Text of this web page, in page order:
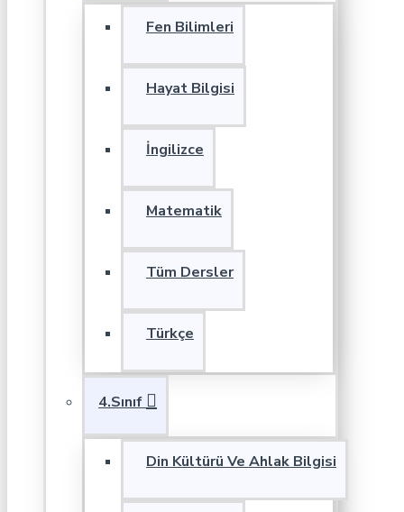
Fen Bilimleri
Hayat Bilgisi
İngilizce
Matematik
Tüm Dersler
Türkçe
4.Sınıf
Din Kültürü Ve Ahlak Bilgisi